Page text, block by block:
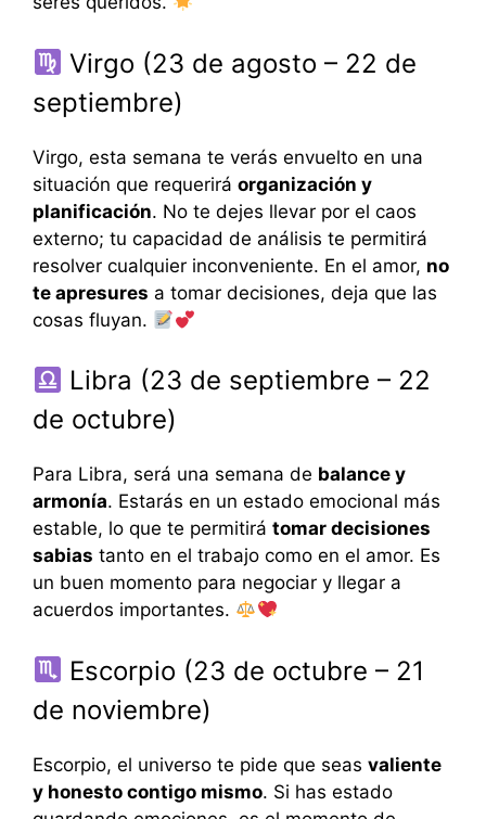
Virgo (23 de agosto – 22 de
septiembre)
Virgo, esta semana te verás envuelto en una
situación que requerirá organización y
planificación. No te dejes llevar por el caos
externo; tu capacidad de análisis te permitirá
resolver cualquier inconveniente. En el amor, no
te apresures a tomar decisiones, deja que las
cosas fluyan.
Libra (23 de septiembre – 22
de octubre)
Para Libra, será una semana de balance y
armonía. Estarás en un estado emocional más
estable, lo que te permitirá tomar decisiones
sabias tanto en el trabajo como en el amor. Es
un buen momento para negociar y llegar a
acuerdos importantes.
Escorpio (23 de octubre – 21
de noviembre)
Escorpio, el universo te pide que seas valiente
y honesto contigo mismo. Si has estado